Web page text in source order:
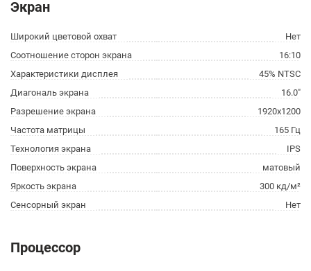
Экран
Широкий цветовой охват
Нет
Соотношение сторон экрана
16:10
Характеристики дисплея
45% NTSC
Диагональ экрана
16.0"
Разрешение экрана
1920x1200
Частота матрицы
165 Гц
Технология экрана
IPS
Поверхность экрана
матовый
Яркость экрана
300 кд/м²
Сенсорный экран
Нет
Процессор